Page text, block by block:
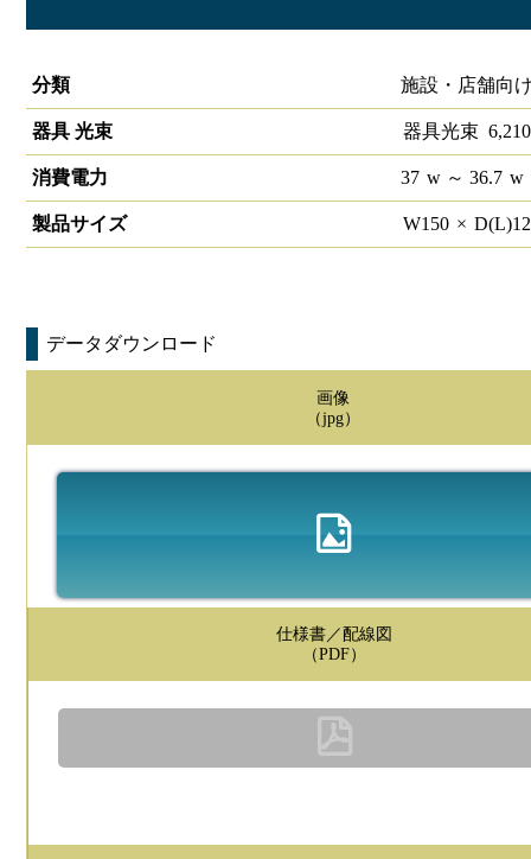
分類
施設・店舗向
器具 光束 器具光束 6,210
消費電力 37 w～ 36.7 w
製品サイズ W150 × D(L)
データダウンロード
画像
（jpg）
仕様書／配線図
（PDF）